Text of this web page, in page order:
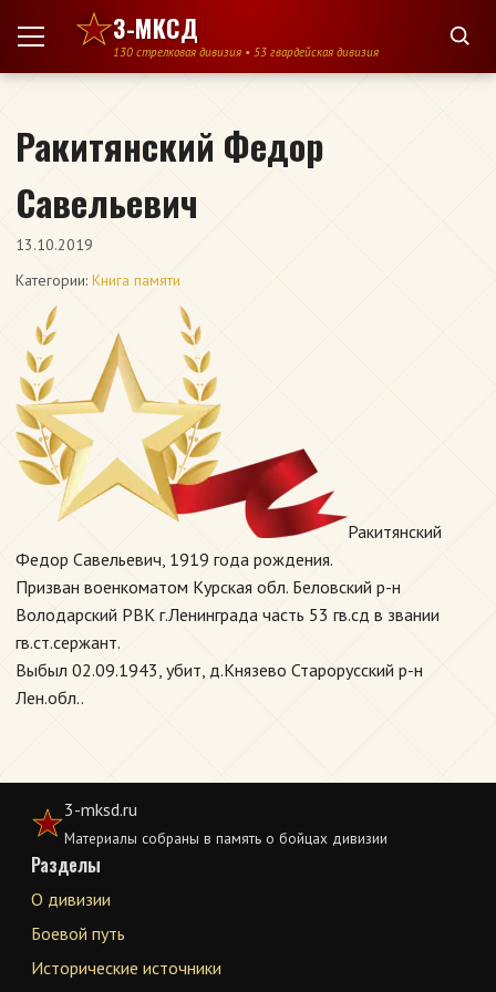
Перейти к содержимому
3-МКСД
130 стрелковая дивизия • 53 гвардейская дивизия
Ракитянский Федор
Савельевич
13.10.2019
Категории: Книга памяти
Ракитянский
Федор Савельевич, 1919 года рождения.
Призван военкоматом Курская обл. Беловский р-н
Володарский РВК г.Ленинграда часть 53 гв.сд в звании
гв.ст.сержант.
Выбыл 02.09.1943, убит, д.Князево Старорусский р-н
Лен.обл..
3-mksd.ru
Материалы собраны в память о бойцах дивизии
Разделы
О дивизии
Боевой путь
Исторические источники